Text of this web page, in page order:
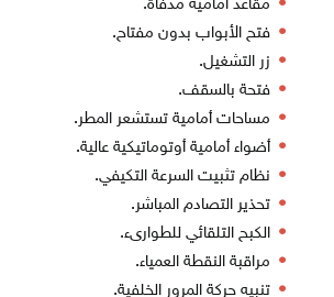
مقاعد أمامية مدفأة.
فتح الأبواب بدون مفتاح.
زر التشغيل.
فتحة بالسقف.
مساحات أمامية تستشعر المطر.
أضواء أمامية أوتوماتيكية عالية.
نظام تثبيت السرعة التكيفي.
تحذير التصادم المباشر.
الكبح التلقائي للطوارىء.
مراقبة النقطة العمياء.
تنبيه حركة المرور الخلفية.